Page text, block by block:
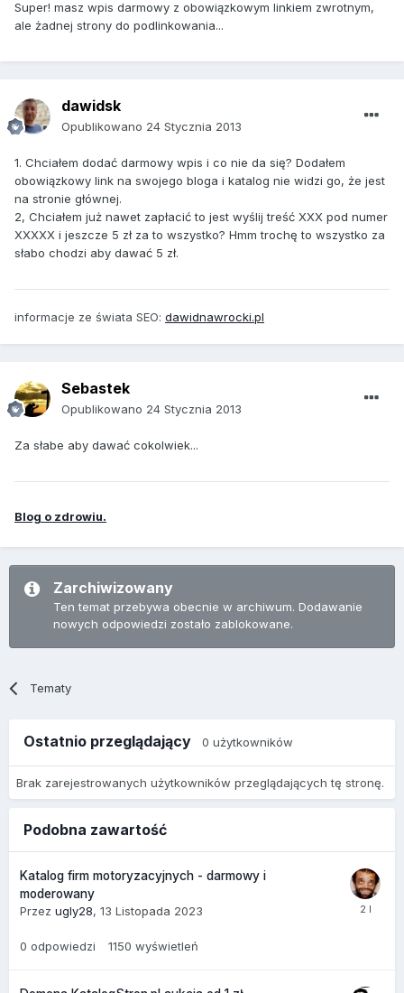
Super! masz wpis darmowy z obowiązkowym linkiem zwrotnym,
ale żadnej strony do podlinkowania...
dawidsk
Opublikowano 24 Stycznia 2013
1. Chciałem dodać darmowy wpis i co nie da się? Dodałem
obowiązkowy link na swojego bloga i katalog nie widzi go, że jest
na stronie głównej.
2, Chciałem już nawet zapłacić to jest wyślij treść XXX pod numer
XXXXX i jeszcze 5 zł za to wszystko? Hmm trochę to wszystko za
słabo chodzi aby dawać 5 zł.
informacje ze świata SEO: dawidnawrocki.pl
Sebastek
Opublikowano 24 Stycznia 2013
Za słabe aby dawać cokolwiek...
Blog o zdrowiu.
Zarchiwizowany
Ten temat przebywa obecnie w archiwum. Dodawanie
nowych odpowiedzi zostało zablokowane.
Tematy
Ostatnio przeglądający 0 użytkowników
Brak zarejestrowanych użytkowników przeglądających tę stronę.
Podobna zawartość
Katalog firm motoryzacyjnych - darmowy i
moderowany
Przez ugly28, 13 Listopada 2023
0 odpowiedzi 1150 wyświetleń